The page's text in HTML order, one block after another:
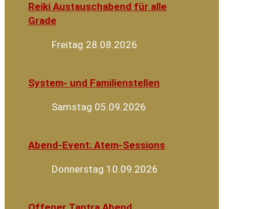
Reiki Austauschabend für alle
Grade
Freitag 28.08.2026
System- und Familienstellen
Samstag 05.09.2026
Abend-Event: Atem-Sessions
Donnerstag 10.09.2026